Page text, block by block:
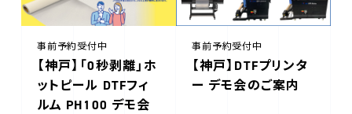
事前予約受付中
【神戸】「0秒剥離」ホ
ットピール DTFフィ
ルム PH100 デモ会
事前予約受付中
【神戸】DTFプリンタ
ー デモ会のご案内